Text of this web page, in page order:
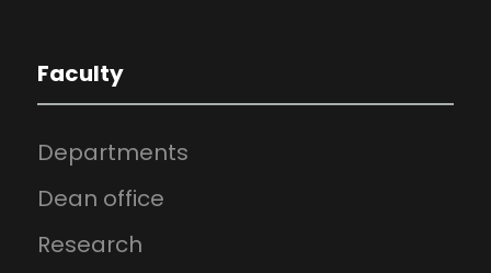
Faculty
Departments
Dean office
Research